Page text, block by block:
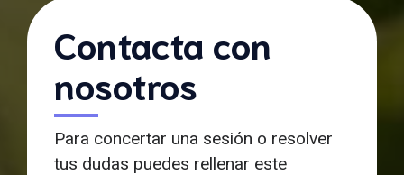
Contacta con
nosotros
Para concertar una sesión o resolver
tus dudas puedes rellenar este